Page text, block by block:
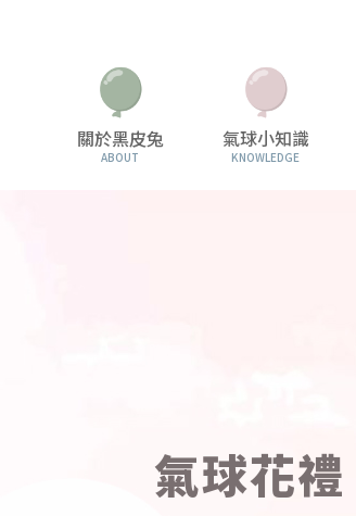
關於黑皮兔
ABOUT
氣球小知識
KNOWLEDGE
氣球花禮